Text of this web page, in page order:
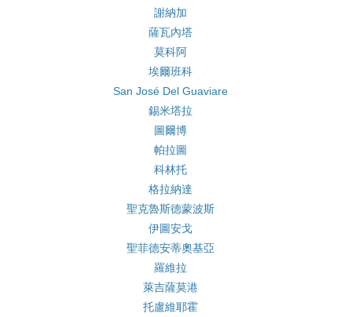
謝納加
薩瓦內塔
莫科阿
埃爾班科
San José Del Guaviare
錫米塔拉
圖爾博
帕拉圖
科林托
格拉納達
聖克魯斯德蒙波斯
伊圖安戈
聖菲德安蒂奧基亞
羅維拉
萊吉薩莫港
托盧維耶霍